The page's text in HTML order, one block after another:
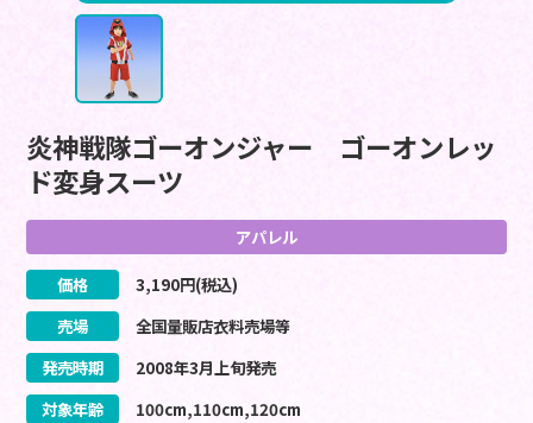
炎神戦隊ゴーオンジャー ゴーオンレッ
ド変身スーツ
アパレル
価格 3,190円(税込)
売場
全国量販店衣料売場等
発売時期
2008年3月上旬発売
対象年齢
100cm,110cm,120cm